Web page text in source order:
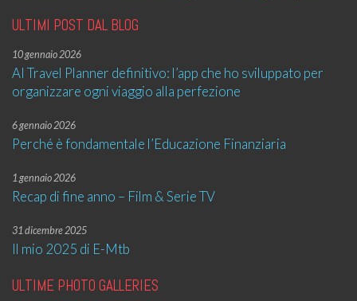
ULTIMI POST DAL BLOG
10 gennaio 2026
AI Travel Planner definitivo: l’app che ho sviluppato per
organizzare ogni viaggio alla perfezione
6 gennaio 2026
Perché è fondamentale l’Educazione Finanziaria
1 gennaio 2026
Recap di fine anno – Film & Serie TV
31 dicembre 2025
Il mio 2025 di E-Mtb
ULTIME PHOTO GALLERIES